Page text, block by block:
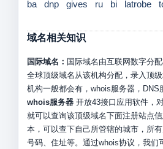
ba
dnp gives ru bi latrobe
域名相关知识
国际域名： 国际域名由互联网数字分
全球顶级域名从该机构分配，录入顶
机构一般都会有，whois服务器，DNS
whois服务器开放43接口应用软件，
就可以查询该顶级域名下面注册站点
本，可以查下自己所管辖的城市，所
号码、住址等。通过whois协议，我们